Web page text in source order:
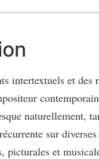
intertextuels et
naturellement,
sur
picturales et